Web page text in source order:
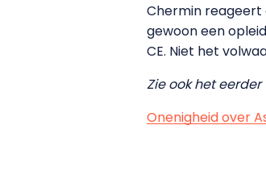
Chermin reageert
gewoon een
CE. Niet het
Zie ook het
Onenigheid over